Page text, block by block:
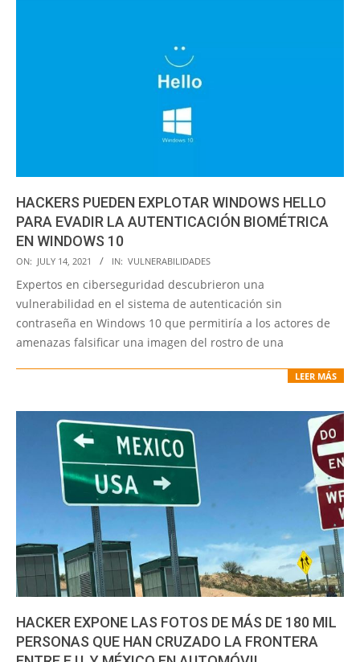
HACKERS PUEDEN EXPLOTAR WINDOWS HELLO
PARA EVADIR LA AUTENTICACIÓN BIOMÉTRICA
EN WINDOWS 10
2021-
07-
14
ON: JULY 14, 2021 IN: VULNERABILIDADES
Expertos en ciberseguridad descubrieron una
vulnerabilidad en el sistema de autenticación sin
contraseña en Windows 10 que permitiría a los actores de
amenazas falsificar una imagen del rostro de una
LEER MÁS
HACKER EXPONE LAS FOTOS DE MÁS DE 180 MIL
PERSONAS QUE HAN CRUZADO LA FRONTERA